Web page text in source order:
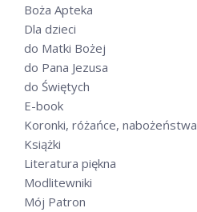
Boża Apteka
Dla dzieci
do Matki Bożej
do Pana Jezusa
do Świętych
E-book
Koronki, różańce, nabożeństwa
Książki
Literatura piękna
Modlitewniki
Mój Patron